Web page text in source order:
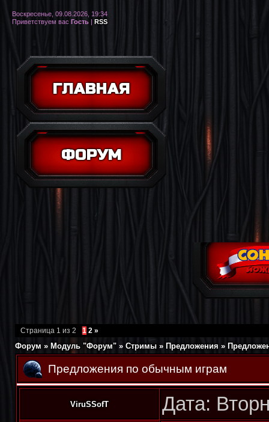
ГЛАВНАЯ
ФОРУМ
Воскресенье, 09.08.2026, 19:34
Приветствуем вас Гость | RSS
Страница 1 из 2 1 2 »
Форум » Модуль "Форум" » Стримы » Предложения »
Предложения по обычным играм
ViruSSofT Дата: